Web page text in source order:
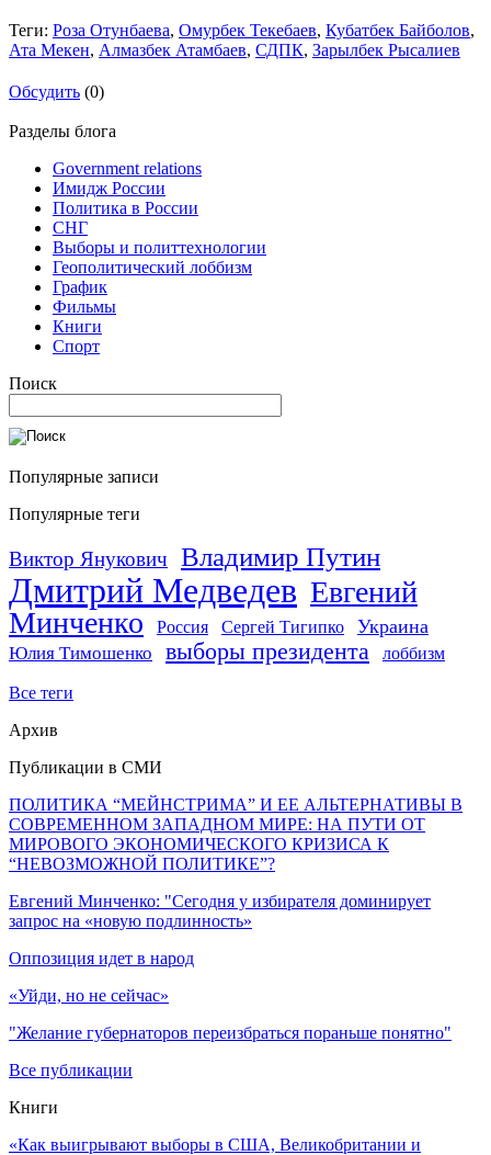
Теги: Роза Отунбаева, Омурбек Текебаев, Кубатбек Байболов,
Ата Мекен, Алмазбек Атамбаев, СДПК, Зарылбек Рысалиев
Обсудить (0)
Разделы блога
Government relations
Имидж России
Политика в России
СНГ
Выборы и политтехнологии
Геополитический лоббизм
График
Фильмы
Книги
Спорт
Поиск
Популярные записи
Популярные теги
Виктор Янукович Владимир Путин
Дмитрий Медведев Евгений
Минченко
Россия Сергей Тигипко Украина
Юлия Тимошенко выборы президента лоббизм
Все теги
Архив
Публикации в СМИ
ПОЛИТИКА “МЕЙНСТРИМА” И ЕЕ АЛЬТЕРНАТИВЫ В
СОВРЕМЕННОМ ЗАПАДНОМ МИРЕ: НА ПУТИ ОТ
МИРОВОГО ЭКОНОМИЧЕСКОГО КРИЗИСА К
“НЕВОЗМОЖНОЙ ПОЛИТИКЕ”?
Евгений Минченко: "Сегодня у избирателя доминирует
запрос на «новую подлинность»
Оппозиция идет в народ
«Уйди, но не сейчас»
"Желание губернаторов переизбраться пораньше понятно"
Все публикации
Книги
«Как выигрывают выборы в США, Великобритании и